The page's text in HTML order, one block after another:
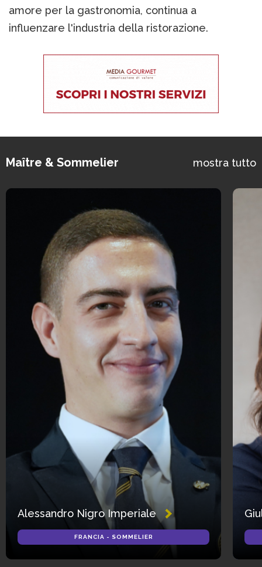
amore per la gastronomia, continua a
influenzare l'industria della ristorazione.
Maître & Sommelier mostra tutto
Alessandro Nigro Imperiale
FRANCIA - SOMMELIER